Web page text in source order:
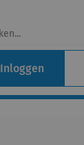
Inloggen